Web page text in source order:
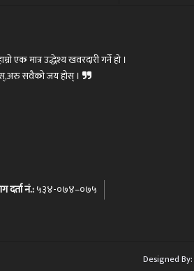
एक मात्र उद्धेश्य खवरदारी गर्ने हो ।
सवैको जय होस् ।
दर्ता नं.:५३४-०७४–०७५
Designed By: